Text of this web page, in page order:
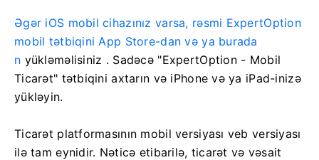
Əgər iOS mobil cihazınız varsa, rəsmi ExpertOption
mobil tətbiqini App Store-dan və ya burada
n yükləməlisiniz . Sadəcə "ExpertOption - Mobil
Ticarət" tətbiqini axtarın və iPhone və ya iPad-inizə
yükləyin.
Ticarət platformasının mobil versiyası veb versiyası
ilə tam eynidir. Nəticə etibarilə, ticarət və vəsait